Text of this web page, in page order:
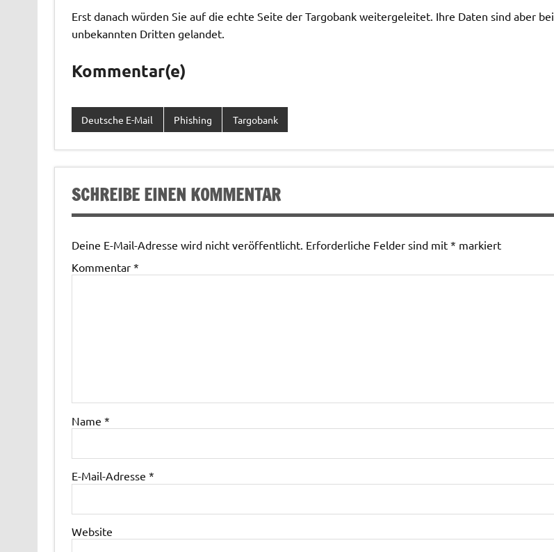
Erst danach würden Sie auf die echte Seite der Targobank weitergeleitet. Ihre Daten sind aber bei
unbekannten Dritten gelandet.
Kommentar(e)
Deutsche E-Mail Phishing Targobank
SCHREIBE EINEN KOMMENTAR
Deine E-Mail-Adresse wird nicht veröffentlicht. Erforderliche Felder sind mit * markiert
Kommentar *
Name *
E-Mail-Adresse *
Website